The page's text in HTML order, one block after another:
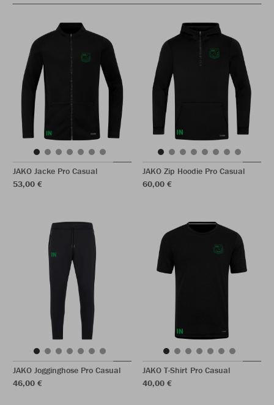
JAKO Jacke Pro Casual
53,00 €
JAKO Zip Hoodie Pro Casual
60,00 €
JAKO Jogginghose Pro Casual
46,00 €
JAKO T-Shirt Pro Casual
40,00 €